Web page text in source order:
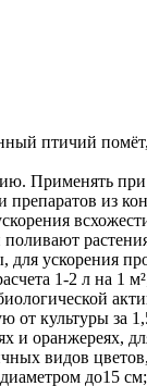
птичий
Применять при
препаратов из
для ускорения
1-2 л на
от культуры за
и оранжереях,
видов
до15